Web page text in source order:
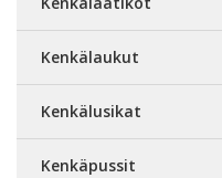
Kenkälaukut
Kenkälusikat
Kenkäpussit